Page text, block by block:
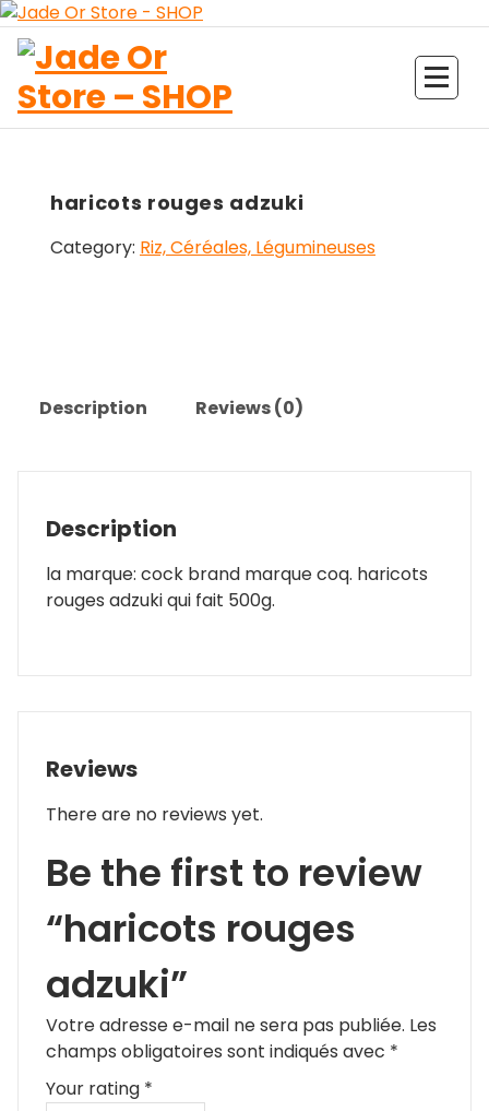
Aller
au
contenu
haricots rouges adzuki
Category: Riz, Céréales, Légumineuses
Description Reviews (0)
Description
la marque: cock brand marque coq. haricots
rouges adzuki qui fait 500g.
Reviews
There are no reviews yet.
Be the first to review
“haricots rouges
adzuki”
Votre adresse e-mail ne sera pas publiée. Les
champs obligatoires sont indiqués avec *
Your rating *